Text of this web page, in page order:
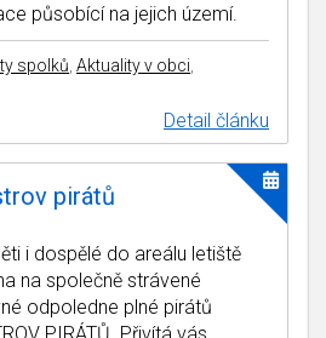
působící na jejich území.
spolků Aktuality v obci
Detail článku
pirátů
i dospělé do areálu letiště
na společně strávené
odpoledne plné pirátů